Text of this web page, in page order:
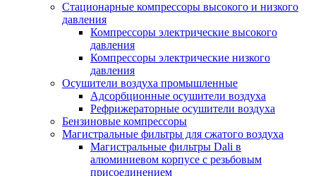
Стационарные компрессоры высокого и низкого
давления
Компрессоры электрические высокого
давления
Компрессоры электрические низкого
давления
Осушители воздуха промышленные
Адсорбционные осушители воздуха
Рефрижераторные осушители воздуха
Бензиновые компрессоры
Магистральные фильтры для сжатого воздуха
Магистральные фильтры Dali в
алюминиевом корпусе с резьбовым
присоединением